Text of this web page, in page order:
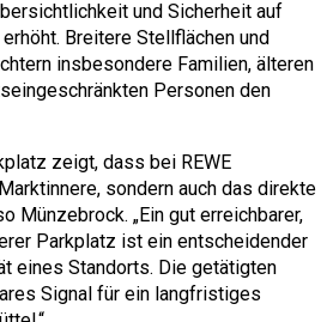
und Sicherheit auf
Breitere Stellflächen und
insbesondere Familien, älteren
Personen den
zeigt, dass bei REWE
sondern auch das direkte
Münzebrock. „Ein gut erreichbarer,
Parkplatz ist ein entscheidender
eines Standorts. Die getätigten
Signal für ein langfristiges